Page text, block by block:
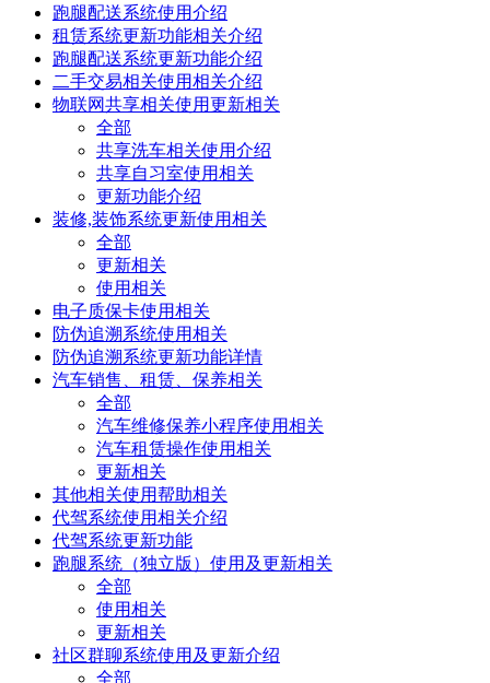
跑腿配送系统使用介绍
租赁系统更新功能相关介绍
跑腿配送系统更新功能介绍
二手交易相关使用相关介绍
物联网共享相关使用更新相关
全部
共享洗车相关使用介绍
共享自习室使用相关
更新功能介绍
装修,装饰系统更新使用相关
全部
更新相关
使用相关
电子质保卡使用相关
防伪追溯系统使用相关
防伪追溯系统更新功能详情
汽车销售、租赁、保养相关
全部
汽车维修保养小程序使用相关
汽车租赁操作使用相关
更新相关
其他相关使用帮助相关
代驾系统使用相关介绍
代驾系统更新功能
跑腿系统（独立版）使用及更新相关
全部
使用相关
更新相关
社区群聊系统使用及更新介绍
全部